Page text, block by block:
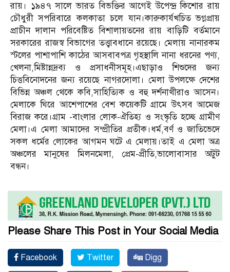
রায়। ১৯৪৭ সালে ভারত বিভক্তির আগেই উপেন্দ্র কিশোর রায়
চৌধুরী সপরিবারে কলকাতা চলে যান।কারুকার্যখচিত ভগ্নপ্রায়
প্রাচীন দালান পরিবেষ্টিত বিশালায়তনের রায় বাড়িটি বর্তমানে
সরকারের রাজস্ব বিভাগের তত্ত্বাবধানে রয়েছে। মেলায় নানারকম
স্টলের পাশাপাশি কাঠের আসবাবপত্র গৃহস্থালি নানা ধরনের পণ্য,
খেলনা,মিষ্টান্নদ্রব্য ও প্রসাধনীসমূহ।এছাড়াও শিশুদের জন্য
চিত্তবিনোদনের জন্য রয়েছে নাগরদোলা। মেলা উপলক্ষে দেশের
বিভিন্ন অঞ্চল থেকে কবি,সাহিত্যিক ও বহু দর্শনাথীরাও আসেন।
মেলাকে ঘিরে আশেপাশের বেশ কয়েকটি গ্রামে উৎসব আমেজ
বিরাজ করে।গ্রাম -বাংলার লোক-ঐতিহ্য ও সংস্কৃতি হচ্ছে গ্রামীণ
মেলা।এ মেলা আমাদের সম্প্রীতির প্রতীক।ধর্ম,বর্ণ ও জাতিভেদে
সকল ধর্মের লোকের আগমন ঘটে এ মেলায়।তাই এ মেলা অত্র
অঞ্চলের মানুষের মিলনমেলা, প্রেম-প্রীতি,ভালোবাসার অটুট
বন্ধন।
Please Share This Post in Your Social Media
Facebook Twitter Digg